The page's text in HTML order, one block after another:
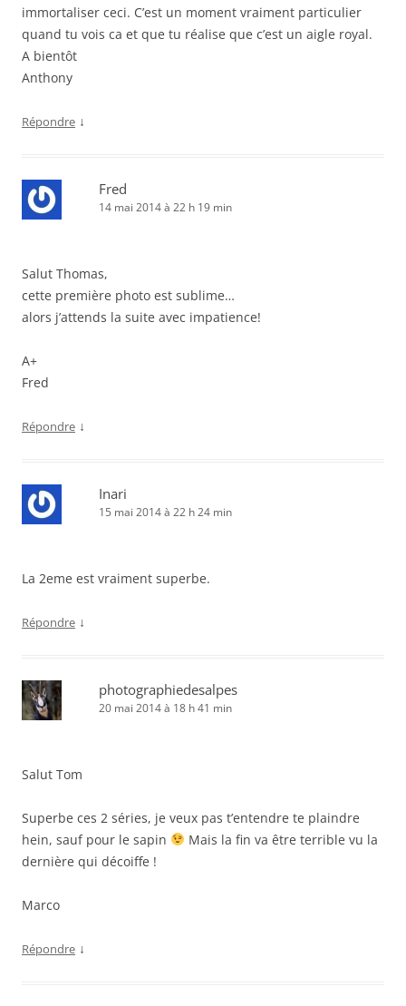
immortaliser ceci. C’est un moment vraiment particulier
quand tu vois ca et que tu réalise que c’est un aigle royal.
A bientôt
Anthony
Répondre ↓
Fred
14 mai 2014 à 22 h 19 min
Salut Thomas,
cette première photo est sublime…
alors j’attends la suite avec impatience!
A+
Fred
Répondre ↓
Inari
15 mai 2014 à 22 h 24 min
La 2eme est vraiment superbe.
Répondre ↓
photographiedesalpes
20 mai 2014 à 18 h 41 min
Salut Tom
Superbe ces 2 séries, je veux pas t’entendre te plaindre
hein, sauf pour le sapin
Mais la fin va être terrible vu la
dernière qui décoiffe !
Marco
Répondre ↓